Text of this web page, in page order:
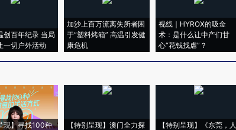
创百年纪录 当局
一切户外活动
加沙上百万流离失所者困
于“塑料烤箱” 高温引发健
康危机
视线｜HYROX的吸金
术：是什么让中产们甘
心“花钱找虐”？
现】寻找100种
【特别呈现】澳门全力探
【特别呈现】《东莞，人